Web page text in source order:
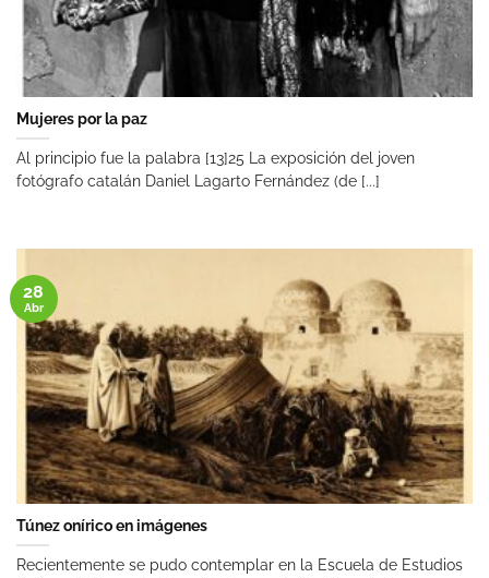
Mujeres por la paz
Al principio fue la palabra [13]25 La exposición del joven
fotógrafo catalán Daniel Lagarto Fernández (de [...]
Túnez onírico en imágenes
Recientemente se pudo contemplar en la Escuela de Estudios
28
Abr